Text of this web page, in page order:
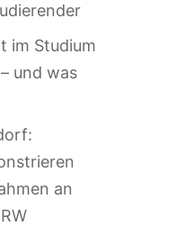
im Studium
und was
an